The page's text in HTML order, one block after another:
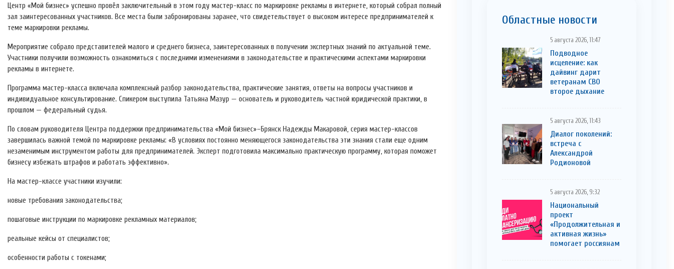
Центр «Мой бизнес» успешно провёл заключительный в этом году мастер-класс по маркировке рекламы в интернете, который собрал полный
зал заинтересованных участников. Все места были забронированы заранее, что свидетельствует о высоком интересе предпринимателей к
теме маркировки рекламы.
Мероприятие собрало представителей малого и среднего бизнеса, заинтересованных в получении экспертных знаний по актуальной теме.
Участники получили возможность ознакомиться с последними изменениями в законодательстве и практическими аспектами маркировки
рекламы в интернете.
Программа мастер-класса включала комплексный разбор законодательства, практические занятия, ответы на вопросы участников и
индивидуальное консультирование. Спикером выступила Татьяна Мазур — основатель и руководитель частной юридической практики, в
прошлом — федеральный судья.
По словам руководителя Центра поддержки предпринимательства «Мой бизнес»–Брянск Надежды Макаровой, серия мастер-классов
завершилась важной темой по маркировке рекламы: «В условиях постоянно меняющегося законодательства эти знания стали еще одним
незаменимым инструментом работы для предпринимателей. Эксперт подготовила максимально практическую программу, которая поможет
бизнесу избежать штрафов и работать эффективно».
На мастер-классе участники изучили:
новые требования законодательства;
пошаговые инструкции по маркировке рекламных материалов;
реальные кейсы от специалистов;
особенности работы с токенами;
Областные новости
5 августа 2026, 11:47
Подводное
исцеление: как
дайвинг дарит
ветеранам СВО
второе дыхание
5 августа 2026, 11:43
Диалог поколений:
встреча с
Александрой
Родионовой
5 августа 2026, 9:32
Национальный
проект
«Продолжительная и
активная жизнь»
помогает россиянам